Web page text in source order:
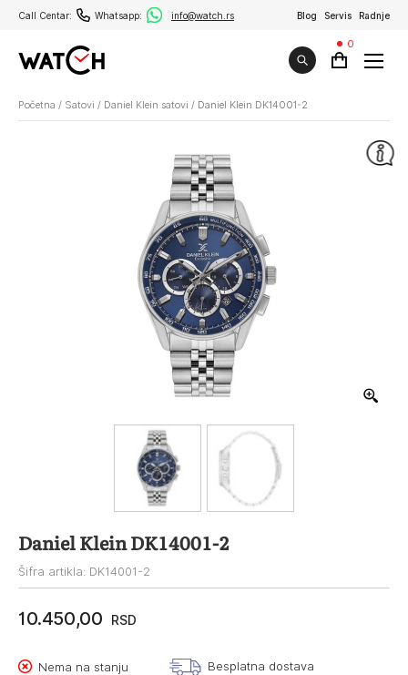
Call Centar: Whatsapp: info@watch.rs Blog Servis Radnje
0
Početna / Satovi / Daniel Klein satovi / Daniel Klein DK14001-2
Daniel Klein DK14001-2
Šifra artikla: DK14001-2
10.450,00 RSD
Nema na stanju Besplatna dostava